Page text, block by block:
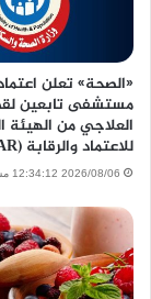
مستشفى تابعين
العلاجي من الهيئة
للاعتماد والرقابة (GAHAR)
2026/08/06 12:34:12 مساءً